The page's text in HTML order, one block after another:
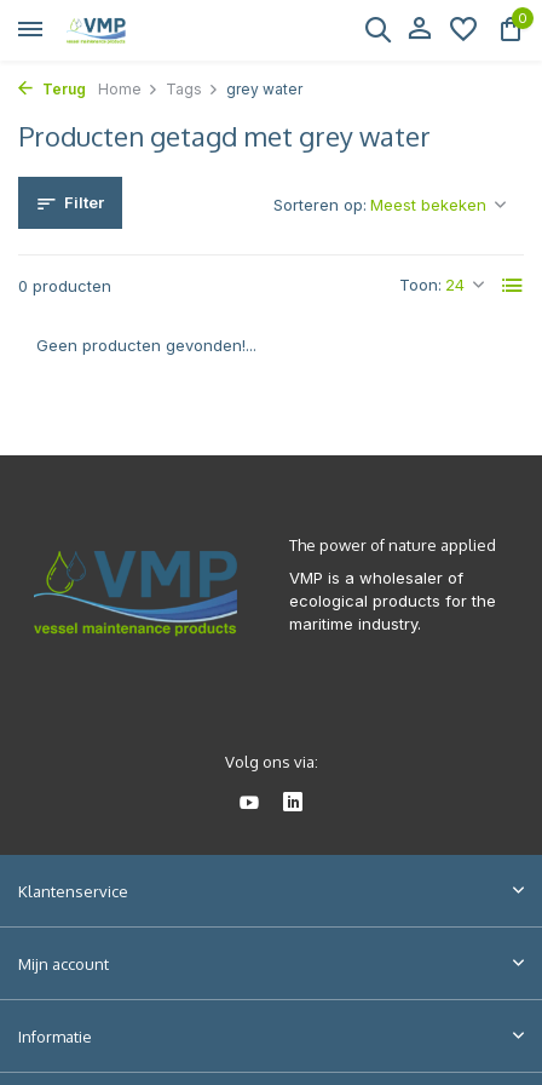
0
Terug Home Tags grey water
Producten getagd met grey water
Filter
0 producten Toon:
Sorteren op:
Geen producten gevonden!...
The power of nature applied
VMP is a wholesaler of
ecological products for the
maritime industry.
Volg ons via:
Klantenservice
Mijn account
Informatie